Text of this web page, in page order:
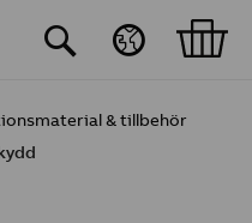
& tillbehör